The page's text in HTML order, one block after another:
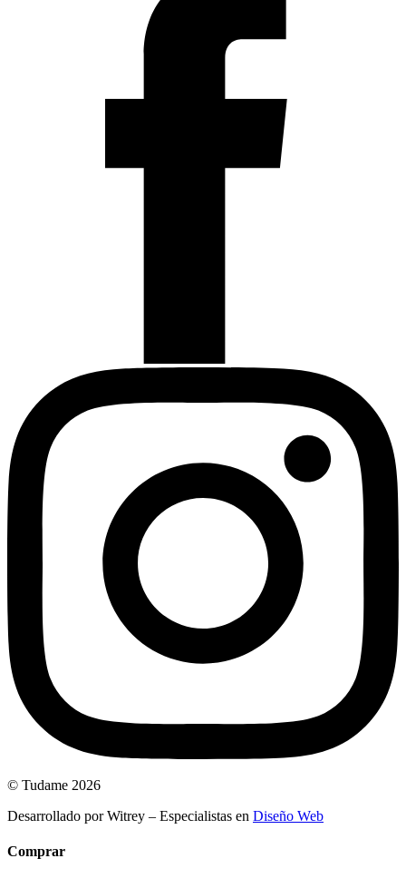
© Tudame 2026
Desarrollado por Witrey – Especialistas en Diseño Web
Comprar